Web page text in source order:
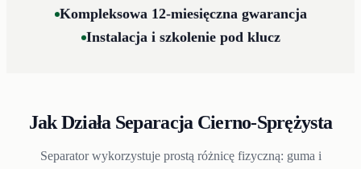
Kompleksowa 12-miesięczna gwarancja
Instalacja i szkolenie pod klucz
Jak Działa Separacja Cierno-Sprężysta
Separator wykorzystuje prostą różnicę fizyczną: guma i